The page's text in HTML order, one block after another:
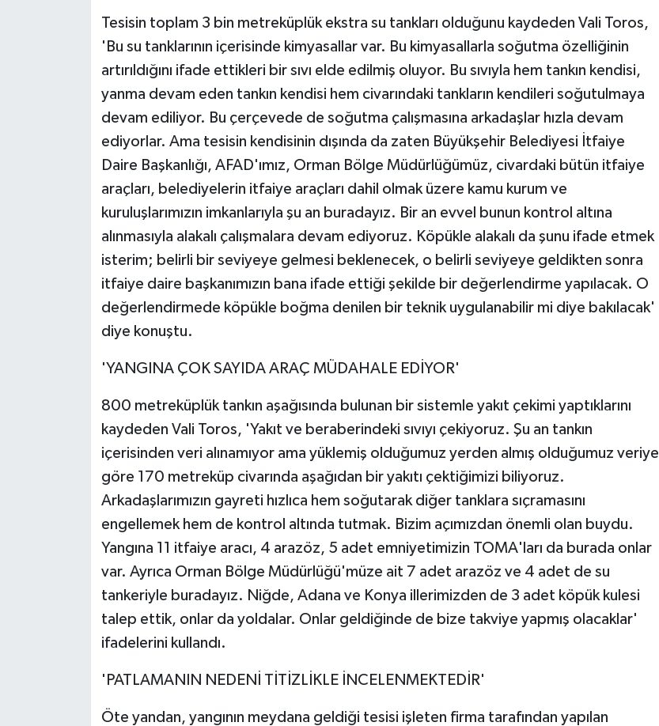
Tesisin toplam 3 bin metreküplük ekstra su tankları olduğunu kaydeden Vali Toros,
'Bu su tanklarının içerisinde kimyasallar var. Bu kimyasallarla soğutma özelliğinin
artırıldığını ifade ettikleri bir sıvı elde edilmiş oluyor. Bu sıvıyla hem tankın kendisi,
yanma devam eden tankın kendisi hem civarındaki tankların kendileri soğutulmaya
devam ediliyor. Bu çerçevede de soğutma çalışmasına arkadaşlar hızla devam
ediyorlar. Ama tesisin kendisinin dışında da zaten Büyükşehir Belediyesi İtfaiye
Daire Başkanlığı, AFAD'ımız, Orman Bölge Müdürlüğümüz, civardaki bütün itfaiye
araçları, belediyelerin itfaiye araçları dahil olmak üzere kamu kurum ve
kuruluşlarımızın imkanlarıyla şu an buradayız. Bir an evvel bunun kontrol altına
alınmasıyla alakalı çalışmalara devam ediyoruz. Köpükle alakalı da şunu ifade etmek
isterim; belirli bir seviyeye gelmesi beklenecek, o belirli seviyeye geldikten sonra
itfaiye daire başkanımızın bana ifade ettiği şekilde bir değerlendirme yapılacak. O
değerlendirmede köpükle boğma denilen bir teknik uygulanabilir mi diye bakılacak'
diye konuştu.
'YANGINA ÇOK SAYIDA ARAÇ MÜDAHALE EDİYOR'
800 metreküplük tankın aşağısında bulunan bir sistemle yakıt çekimi yaptıklarını
kaydeden Vali Toros, 'Yakıt ve beraberindeki sıvıyı çekiyoruz. Şu an tankın
içerisinden veri alınamıyor ama yüklemiş olduğumuz yerden almış olduğumuz veriye
göre 170 metreküp civarında aşağıdan bir yakıtı çektiğimizi biliyoruz.
Arkadaşlarımızın gayreti hızlıca hem soğutarak diğer tanklara sıçramasını
engellemek hem de kontrol altında tutmak. Bizim açımızdan önemli olan buydu.
Yangına 11 itfaiye aracı, 4 arazöz, 5 adet emniyetimizin TOMA'ları da burada onlar
var. Ayrıca Orman Bölge Müdürlüğü'müze ait 7 adet arazöz ve 4 adet de su
tankeriyle buradayız. Niğde, Adana ve Konya illerimizden de 3 adet köpük kulesi
talep ettik, onlar da yoldalar. Onlar geldiğinde de bize takviye yapmış olacaklar'
ifadelerini kullandı.
'PATLAMANIN NEDENİ TİTİZLİKLE İNCELENMEKTEDİR'
Öte yandan, yangının meydana geldiği tesisi işleten firma tarafından yapılan